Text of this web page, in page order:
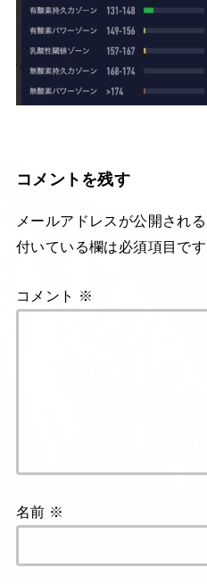
コメントを残す
メールアドレスが公開され
付いている欄は必須項目です
コメント ※
名前 ※